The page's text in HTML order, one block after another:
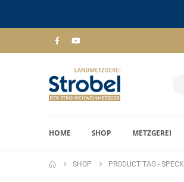
HOME SHOP METZGEREI
SHOP PRODUCT TAG - SPECK